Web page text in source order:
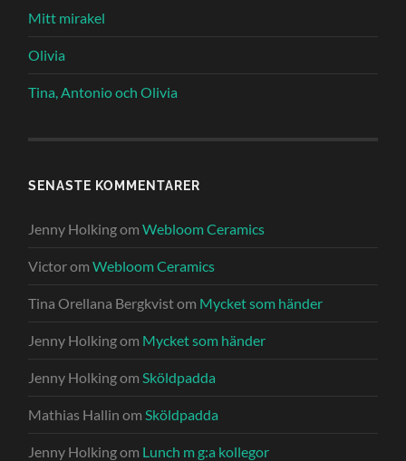
Mitt mirakel
Olivia
Tina, Antonio och Olivia
SENASTE KOMMENTARER
Jenny HolkingomWebloom Ceramics
VictoromWebloom Ceramics
Tina Orellana Bergkvistom Mycket som händer
Jenny Holkingom Mycket som händer
Jenny Holkingom Sköldpadda
Mathias Hallin om Sköldpadda
Jenny Holkingom Lunch m g:a kollegor